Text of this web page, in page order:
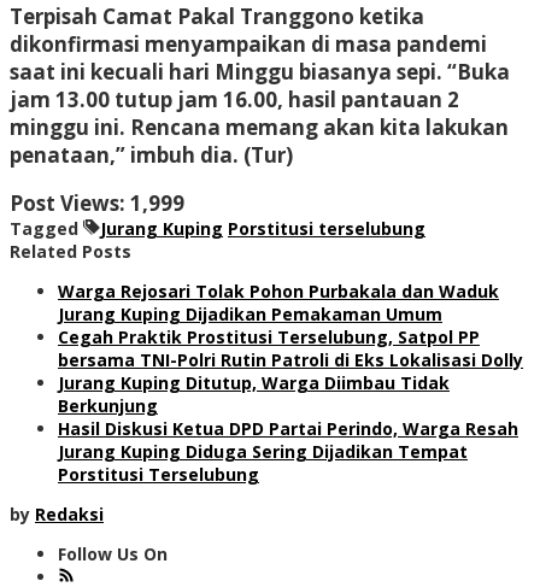
Terpisah Camat Pakal Tranggono ketika
dikonfirmasi menyampaikan di masa pandemi
saat ini kecuali hari Minggu biasanya sepi. “Buka
jam 13.00 tutup jam 16.00, hasil pantauan 2
minggu ini. Rencana memang akan kita lakukan
penataan,” imbuh dia. (Tur)
Post Views: 1,999
Tagged Jurang Kuping Porstitusi terselubung
Related Posts
Warga Rejosari Tolak Pohon Purbakala dan Waduk
Jurang Kuping Dijadikan Pemakaman Umum
Cegah Praktik Prostitusi Terselubung, Satpol PP
bersama TNI-Polri Rutin Patroli di Eks Lokalisasi Dolly
Jurang Kuping Ditutup, Warga Diimbau Tidak
Berkunjung
Hasil Diskusi Ketua DPD Partai Perindo, Warga Resah
Jurang Kuping Diduga Sering Dijadikan Tempat
Porstitusi Terselubung
by Redaksi
Follow Us On